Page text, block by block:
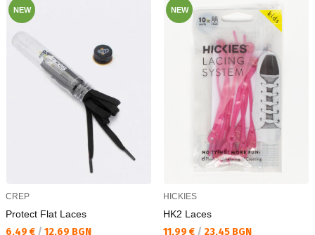
NEW
CREP
Protect Flat Laces
Текуща цена:
6,49 € / 12,69 BGN
NEW
HICKIES
HK2 Laces
Текуща цена:
11,99 € / 23,45 BGN